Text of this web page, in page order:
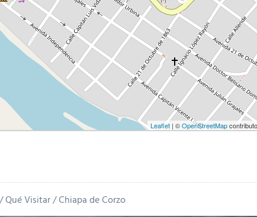
Leaflet | ©OpenStreetMap
Qué Visitar Chiapa de Corzo